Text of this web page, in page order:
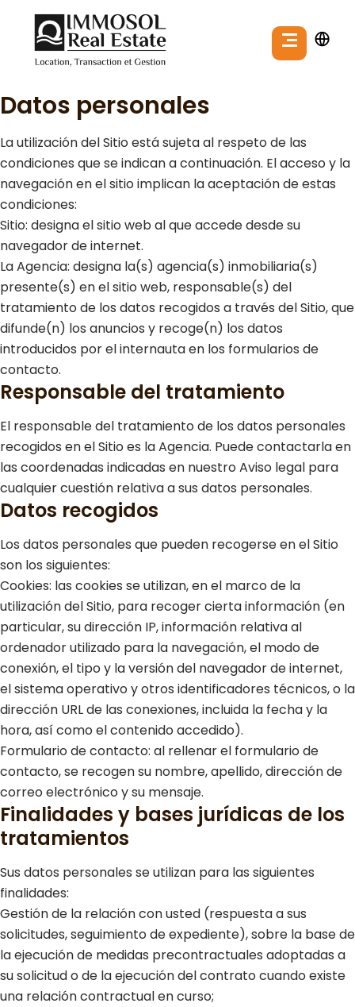
Datos personales
La utilización del Sitio está sujeta al respeto de las
condiciones que se indican a continuación. El acceso y la
navegación en el sitio implican la aceptación de estas
condiciones:
Sitio: designa el sitio web al que accede desde su
navegador de internet.
La Agencia: designa la(s) agencia(s) inmobiliaria(s)
presente(s) en el sitio web, responsable(s) del
tratamiento de los datos recogidos a través del Sitio, que
difunde(n) los anuncios y recoge(n) los datos
introducidos por el internauta en los formularios de
contacto.
Responsable del tratamiento
El responsable del tratamiento de los datos personales
recogidos en el Sitio es la Agencia. Puede contactarla en
las coordenadas indicadas en nuestro Aviso legal para
cualquier cuestión relativa a sus datos personales.
Datos recogidos
Los datos personales que pueden recogerse en el Sitio
son los siguientes:
Cookies: las cookies se utilizan, en el marco de la
utilización del Sitio, para recoger cierta información (en
particular, su dirección IP, información relativa al
ordenador utilizado para la navegación, el modo de
conexión, el tipo y la versión del navegador de internet,
el sistema operativo y otros identificadores técnicos, o la
dirección URL de las conexiones, incluida la fecha y la
hora, así como el contenido accedido).
Formulario de contacto: al rellenar el formulario de
contacto, se recogen su nombre, apellido, dirección de
correo electrónico y su mensaje.
Finalidades y bases jurídicas de los
tratamientos
Sus datos personales se utilizan para las siguientes
finalidades:
Gestión de la relación con usted (respuesta a sus
solicitudes, seguimiento de expediente), sobre la base de
la ejecución de medidas precontractuales adoptadas a
su solicitud o de la ejecución del contrato cuando existe
una relación contractual en curso;